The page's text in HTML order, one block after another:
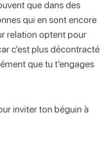
que dans des
qui en sont encore
relation optent pour
c’est plus décontracté
que tu t’engages
inviter ton béguin à